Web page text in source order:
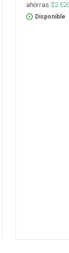
ahorras $
Disponible